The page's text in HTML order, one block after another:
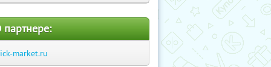
партнере:
market.ru